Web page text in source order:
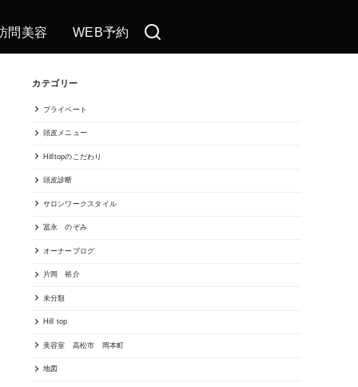
問美容 WEB予約
カテゴリー
プライベート
頭皮メニュー
Hilltopのこだわり
頭皮診断
サロンワークスタイル
冨永 のぞみ
オーナーブログ
片岡 裕介
未分類
Hill top
美容室 高松市 岡本町
地図